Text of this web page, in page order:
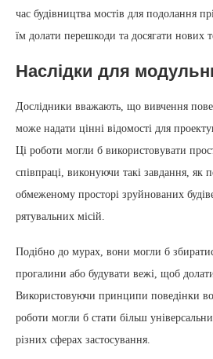
час будівництва мостів для подолання
їм долати перешкоди та досягати нових
Наслідки для
Дослідники вважають, що вивчення
може надати цінні відомості для
Ці роботи могли б використовувати
співпраці, виконуючи такі завдання, як
обмеженому просторі зруйнованих
рятувальних місій.
Подібно до мурах, вони могли б
прогалини або будувати вежі, щоб
Використовуючи принципи поведінки
роботи могли б стати більш
різних сферах застосування.